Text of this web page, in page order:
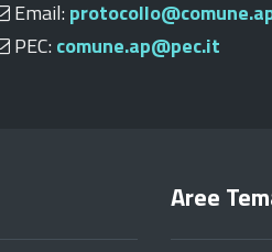
Email:
PEC: comune.ap@pec.it
Aree